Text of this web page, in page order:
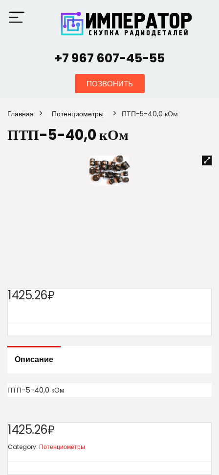
+7 967 607-45-55
ПОЗВОНИТЬ
Главная Потенциометры ПТП-5-40,0 кОм
ПТП-5-40,0 кОм
1425.26₽
Описание
ПТП-5-40,0 кОм
1425.26₽
Category: Потенциометры